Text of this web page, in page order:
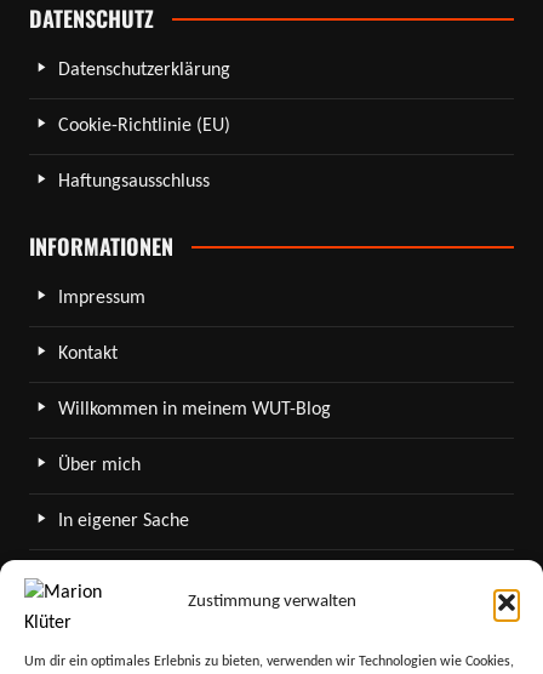
Zustimmung verwalten
Um dir ein optimales Erlebnis zu bieten, verwenden wir Technologien wie Cookies,
DATENSCHUTZ
Datenschutzerklärung
Cookie-Richtlinie (EU)
Haftungsausschluss
INFORMATIONEN
Impressum
Kontakt
Willkommen in meinem WUT-Blog
Über mich
In eigener Sache